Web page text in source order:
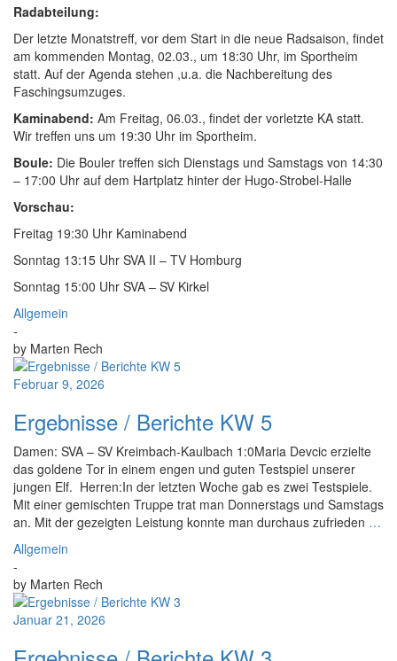
Radabteilung:
Der letzte Monatstreff, vor dem Start in die neue Radsaison, findet
am kommenden Montag, 02.03., um 18:30 Uhr, im Sportheim
statt. Auf der Agenda stehen ,u.a. die Nachbereitung des
Faschingsumzuges.
Kaminabend: Am Freitag, 06.03., findet der vorletzte KA statt.
Wir treffen uns um 19:30 Uhr im Sportheim.
Boule: Die Bouler treffen sich Dienstags und Samstags von 14:30
– 17:00 Uhr auf dem Hartplatz hinter der Hugo-Strobel-Halle
Vorschau:
Freitag 19:30 Uhr Kaminabend
Sonntag 13:15 Uhr SVA II – TV Homburg
Sonntag 15:00 Uhr SVA – SV Kirkel
Allgemein
-
by Marten Rech
Februar 9, 2026
Ergebnisse / Berichte KW 5
Damen: SVA – SV Kreimbach-Kaulbach 1:0Maria Devcic erzielte
das goldene Tor in einem engen und guten Testspiel unserer
jungen Elf. Herren:In der letzten Woche gab es zwei Testspiele.
Mit einer gemischten Truppe trat man Donnerstags und Samstags
an. Mit der gezeigten Leistung konnte man durchaus zufrieden …
Allgemein
-
by Marten Rech
Januar 21, 2026